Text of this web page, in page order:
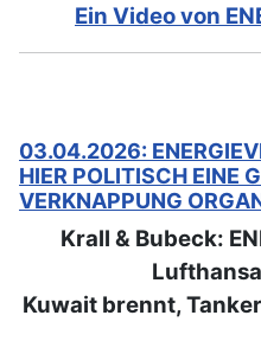
Ein Video von
03.04.2026:
HIER POLITISCH EINE
VERKNAPPUNG
Krall & Bubeck:
Kuwait brennt,